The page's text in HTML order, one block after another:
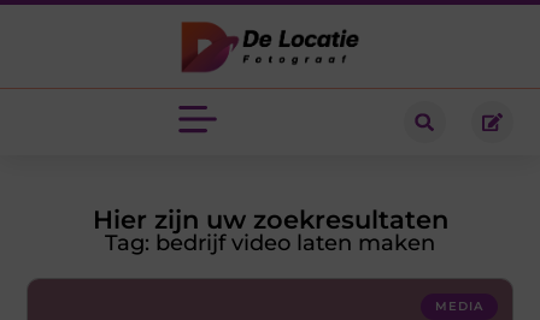
Hier zijn uw zoekresultaten
Tag: bedrijf video laten maken
MEDIA